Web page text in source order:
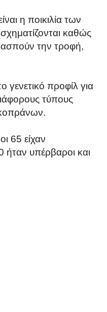
η ποικιλία των
καθώς
την τροφή,
γενετικό προφίλ για
τύπους
65 είχαν
ήταν υπέρβαροι και